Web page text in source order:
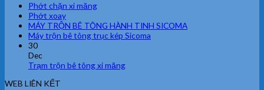
Phớt chặn xi măng
Phớt xoay
MÁY TRỘN BÊ TÔNG HÀNH TINH SICOMA
Máy trộn bê tông trục kép Sicoma
30
Dec
Trạm trộn bê tông xi măng
WEB LIÊN KẾT